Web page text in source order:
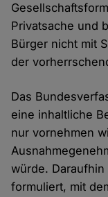
Privatsache und
Bürger nicht mit
der
Das
eine inhaltliche
nur vornehmen
würde.
formuliert, mit